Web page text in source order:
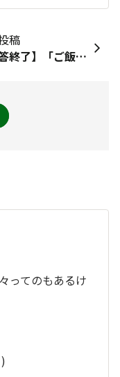
稿
【回答終了】「ご飯がススムキムチ」シリーズの開発担当は何人でしょう？
ってのもあるけ